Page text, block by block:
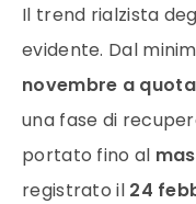
Il trend rialzista
evidente. Dal
novembre a
una fase di
portato fino al
registrato il 24